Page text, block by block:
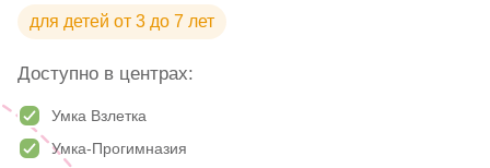
Школы
О нас
для детей от 3 до 7 лет
Доступно в центрах:
Умка Взлетка
Умка-Прогимназия